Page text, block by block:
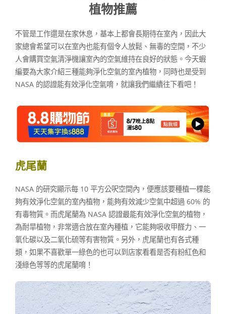
植物推薦
不管是工作還是在家休息，基本上都會長期待在室內，因此大
家總會希望可以在室內也能有個令人放鬆、無毒的空間，不少
人會購買空氣清淨機讓室內的空氣維持在良好的狀態。今天蝦
編要為大家介紹三種能夠淨化空氣的室內植物，同時也是受到
NASA 的認證能有效淨化空氣唷，就讓我們繼續往下看吧！
虎尾蘭
NASA 的研究顯示每 10 平方公呎空間內，便應該要種植一棵能
夠有效淨化空氣的室內植物，能夠有效減少空氣中超過 60% 的
有毒物質。而虎尾蘭為 NASA 認證最能有效淨化空氣的植物，
為耐旱植物，非常適合放在室內種植，它能夠吸收甲醛力、一
氧化碳以及二氧化硫等有害物質。另外，虎尾蘭也有各式種
類，如果不喜歡單一綠色的也可以到店家看看是否有粉紅色和
淺綠色等等的虎尾蘭唷！